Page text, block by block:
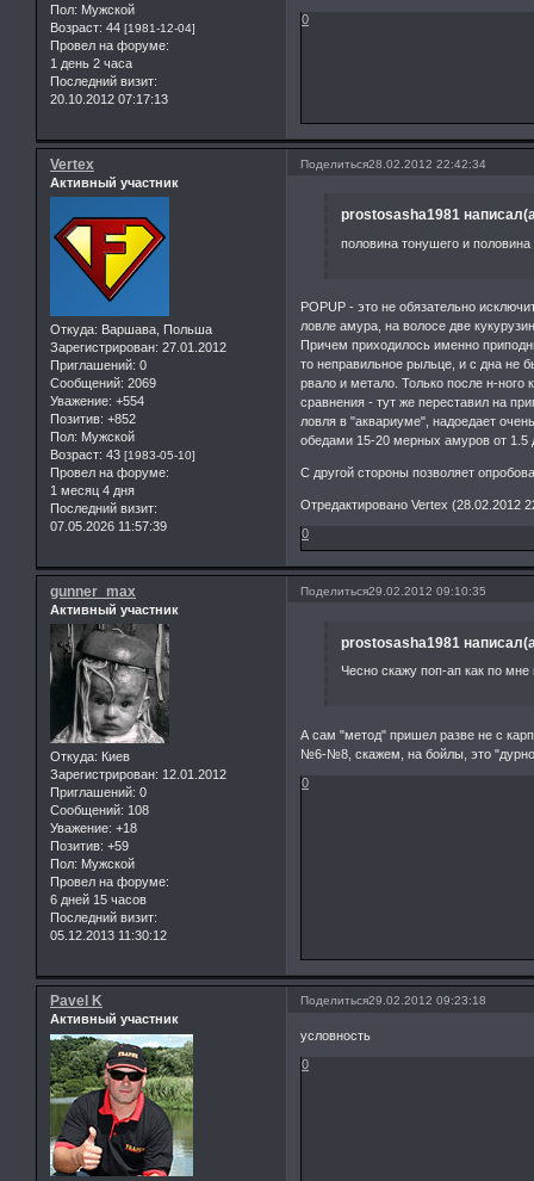
Пол: Мужской
Возраст: 44 [1981-12-04]
Провел на форуме:
1 день 2 часа
Последний визит:
20.10.2012 07:17:13
0
Поделиться28.02.2012 22:42:34
Vertex
Активный участник
Откуда: Варшава, Польша
Зарегистрирован: 27.01.2012
Приглашений: 0
Сообщений: 2069
Уважение: +554
Позитив: +852
Пол: Мужской
Возраст: 43 [1983-05-10]
Провел на форуме:
1 месяц 4 дня
Последний визит:
07.05.2026 11:57:39
prostosasha1981
половина тонушего и
POPUP - это не обязательно
ловле амура, на волосе две
Причем приходилось именно
то неправильное рыльце, и с дна не
рвало и метало. Только после н-ного
сравнения - тут же переставил на
ловля в "аквариуме", надоедает
обедами 15-20 мерных амуров от 1.5
С другой стороны позволяет
Отредактировано Vertex (28.02.2012
0
Поделиться29.02.2012 09:10:35
gunner_max
Активный участник
Откуда: Киев
Зарегистрирован: 12.01.2012
Приглашений: 0
Сообщений: 108
Уважение: +18
Позитив: +59
Пол: Мужской
Провел на форуме:
6 дней 15 часов
Последний визит:
05.12.2013 11:30:12
prostosasha1981
Чесно скажу поп-ап как по
А сам "метод" пришел разве не с
№6-№8, скажем, на бойлы, это
0
Поделиться29.02.2012 09:23:18
Pavel K
Активный участник
условность
0